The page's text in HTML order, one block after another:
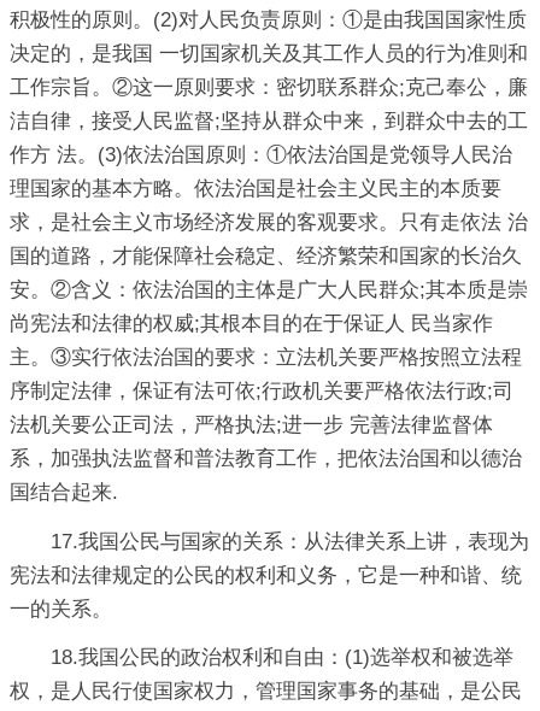
积极性的原则。(2)对人民负责原则：①是由我国国家性质
决定的，是我国 一切国家机关及其工作人员的行为准则和
工作宗旨。②这一原则要求：密切联系群众;克己奉公，廉
洁自律，接受人民监督;坚持从群众中来，到群众中去的工
作方 法。(3)依法治国原则：①依法治国是党领导人民治
理国家的基本方略。依法治国是社会主义民主的本质要
求，是社会主义市场经济发展的客观要求。只有走依法 治
国的道路，才能保障社会稳定、经济繁荣和国家的长治久
安。②含义：依法治国的主体是广大人民群众;其本质是崇
尚宪法和法律的权威;其根本目的在于保证人 民当家作
主。③实行依法治国的要求：立法机关要严格按照立法程
序制定法律，保证有法可依;行政机关要严格依法行政;司
法机关要公正司法，严格执法;进一步 完善法律监督体
系，加强执法监督和普法教育工作，把依法治国和以德治
国结合起来.
17.我国公民与国家的关系：从法律关系上讲，表现为
宪法和法律规定的公民的权利和义务，它是一种和谐、统
一的关系。
18.我国公民的政治权利和自由：(1)选举权和被选举
权，是人民行使国家权力，管理国家事务的基础，是公民